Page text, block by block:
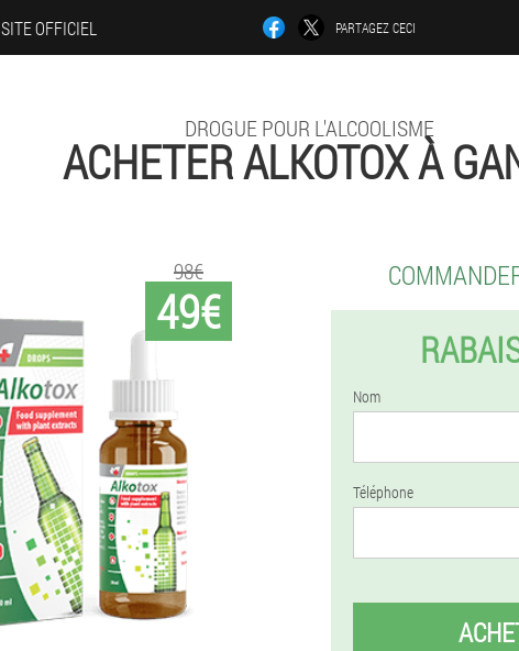
SITE OFFICIEL PARTAGEZ CECI
DROGUE POUR L'ALCOOLISME
ACHETER ALKOTOX À
49€
98€
Nom
Téléphone